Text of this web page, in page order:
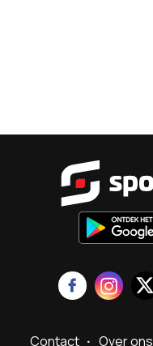
Contact Over ons